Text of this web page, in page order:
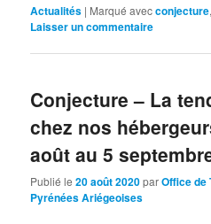
Actualités | Marqué avecconjecture
Laisser un commentaire
Conjecture – La
chez nos
août au 5
Publié le20 août 2020parOffice de
Pyrénées Ariégeoises